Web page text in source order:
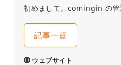
初めまして。comingin の
記事一覧
ウェブサイト